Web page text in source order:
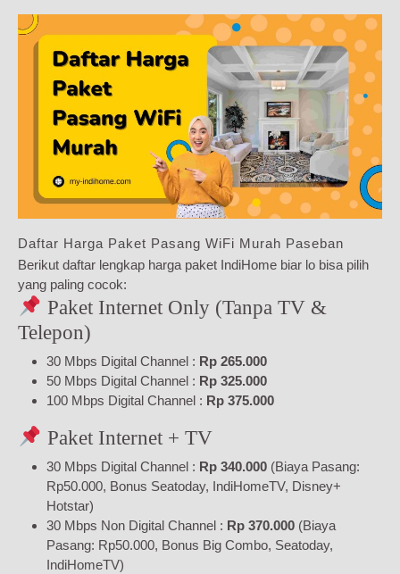
Daftar Harga Paket Pasang WiFi Murah Paseban
Berikut daftar lengkap harga paket IndiHome biar lo bisa pilih
yang paling cocok:
Paket Internet Only (Tanpa TV &
Telepon)
30 Mbps Digital Channel : Rp 265.000
50 Mbps Digital Channel : Rp 325.000
100 Mbps Digital Channel : Rp 375.000
Paket Internet + TV
30 Mbps Digital Channel : Rp 340.000 (Biaya Pasang:
Rp50.000, Bonus Seatoday, IndiHomeTV, Disney+
Hotstar)
30 Mbps Non Digital Channel : Rp 370.000 (Biaya
Pasang: Rp50.000, Bonus Big Combo, Seatoday,
IndiHomeTV)